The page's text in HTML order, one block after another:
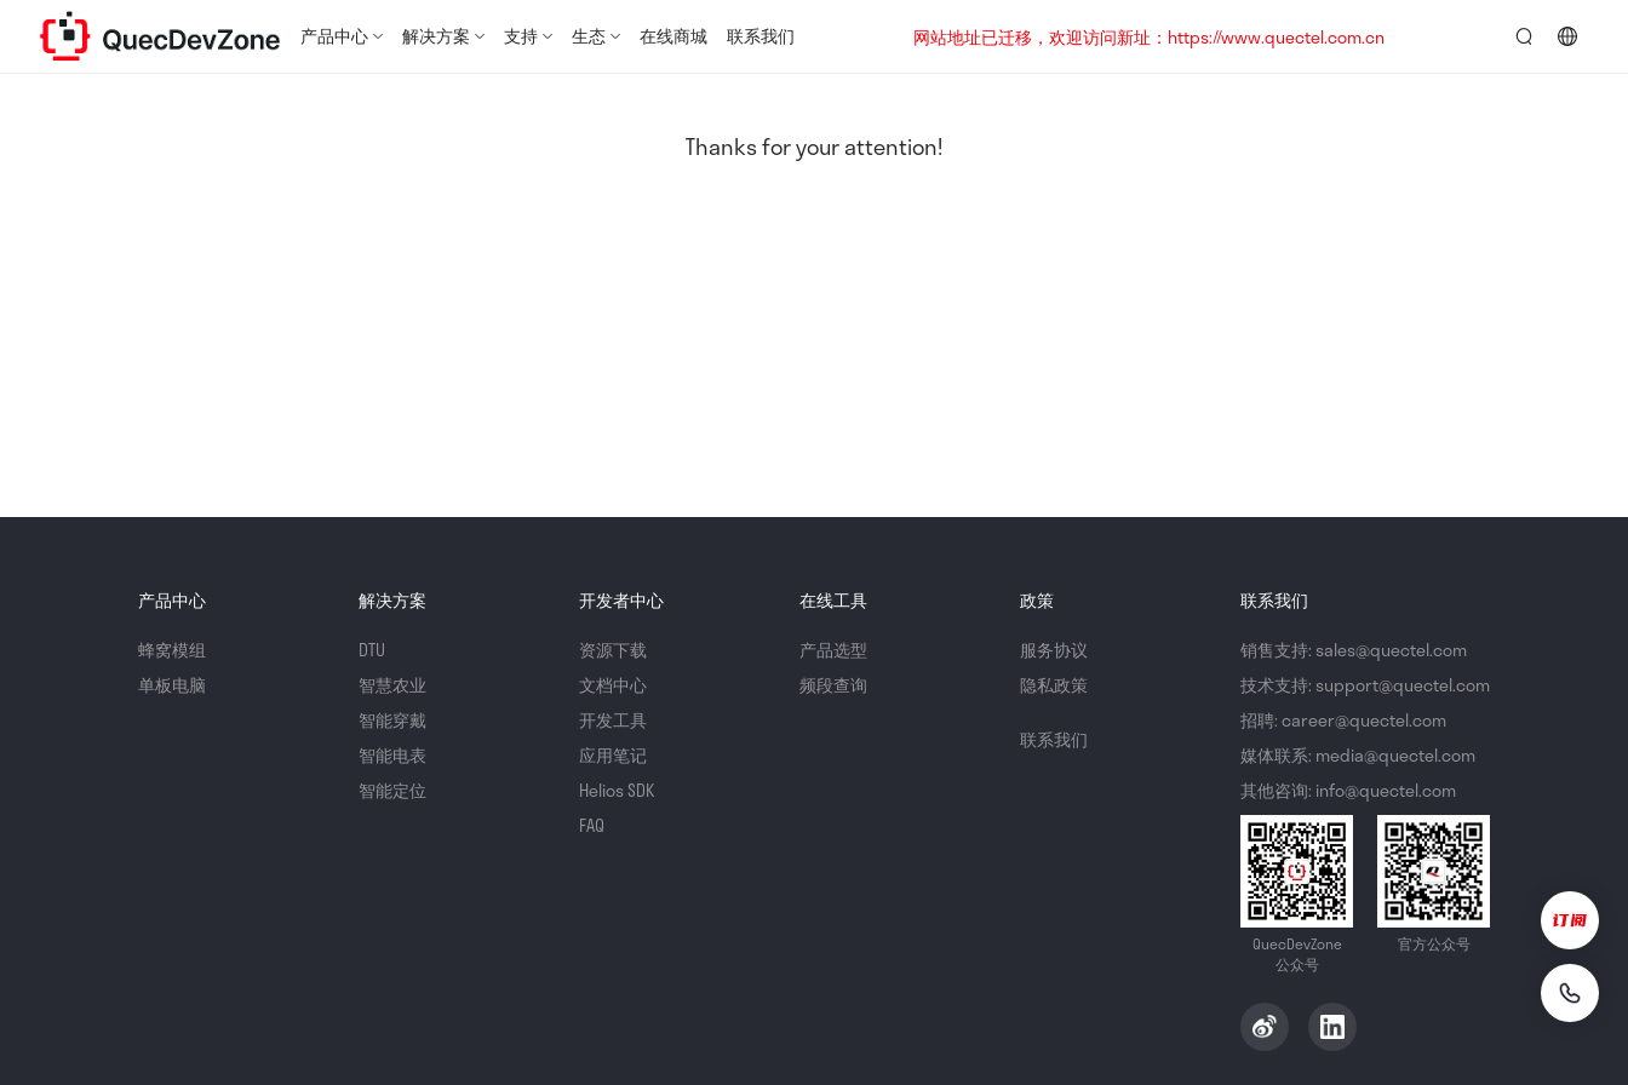
产品中心 解决方案 支持 生态 在线商城 联系我们
网站地址已迁移，欢迎访问新址：https://www.quectel.com.cn
Thanks for your attention!
产品中心
蜂窝模组
单板电脑
解决方案
DTU
智慧农业
智能穿戴
智能电表
智能定位
开发者中心
资源下载
文档中心
开发工具
应用笔记
Helios SDK
FAQ
在线工具
产品选型
频段查询
政策
服务协议
隐私政策
联系我们
联系我们
销售支持: sales@quectel.com
技术支持: support@quectel.com
招聘: career@quectel.com
媒体联系: media@quectel.com
其他咨询: info@quectel.com
QuecDevZone
公众号
官方公众号